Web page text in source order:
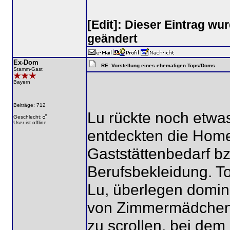
[Edit]: Dieser Eintrag
geändert
Ex-Dom
Stamm-Gast
Bayern
Beiträge: 712
Geschlecht:
User ist offline
RE: Vorstellung eines ehemaligen Tops/Doms
Lu rückte noch
entdeckten die
Gaststättenbedarf
Berufsbekleidung.
Lu, überlegen
von
zu scrollen, bei